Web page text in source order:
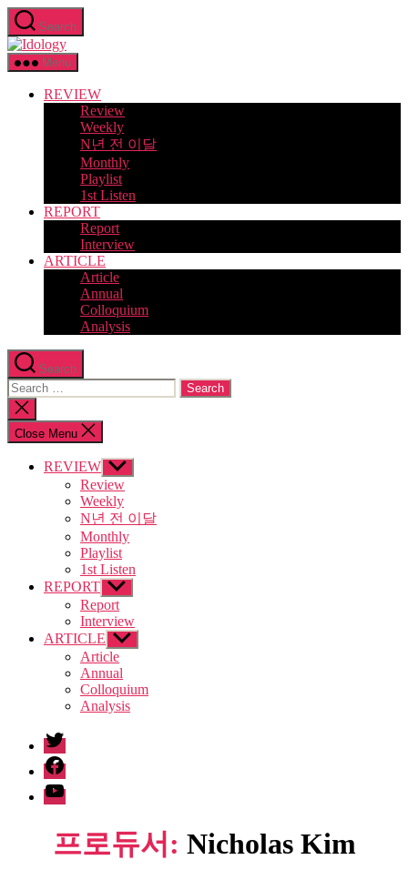
Skip
to
the
content
Search
Idology
Menu
REVIEW
Review
Weekly
N년 전 이달
Monthly
Playlist
1st Listen
REPORT
Report
Interview
ARTICLE
Article
Annual
Colloquium
Analysis
Search
Search
for:
Close
search
Close Menu
REVIEW Show
sub
menu
Review
Weekly
N년 전 이달
Monthly
Playlist
1st Listen
REPORT Show
sub
menu
Report
Interview
ARTICLE Show
sub
menu
Article
Annual
Colloquium
Analysis
twitter
facebook
Youtube
프로듀서: Nicholas Kim